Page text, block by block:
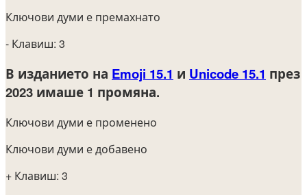
Ключови думи е премахнато
- Клавиш: 3
В изданието на Emoji 15.1 и Unicode 15.1 през
2023 имаше 1 промяна.
Ключови думи е променено
Ключови думи е добавено
+ Клавиш: 3